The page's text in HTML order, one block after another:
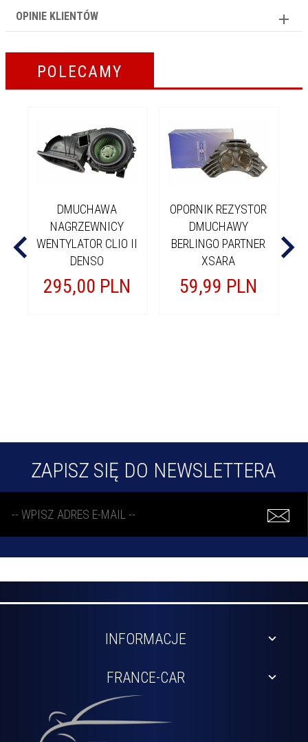
OPINIE KLIENTÓW
POLECAMY
DMUCHAWA
NAGRZEWNICY
WENTYLATOR CLIO II
DENSO
295,00 PLN
OPORNIK REZYSTOR
DMUCHAWY
BERLINGO PARTNER
XSARA
59,99 PLN
ZAPISZ SIĘ DO NEWSLETTERA
INFORMACJE
FRANCE-CAR